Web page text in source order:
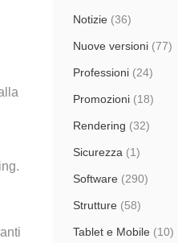
Notizie (36)
Nuove versioni (77)
Professioni (24)
Promozioni (18)
Rendering (32)
Sicurezza (1)
Software (290)
Strutture (58)
Tablet e Mobile (10)